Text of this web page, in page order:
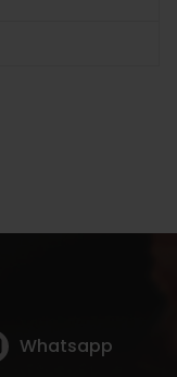
Whatsapp